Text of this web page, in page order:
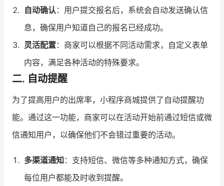
合作共进
入驻有赞 认证代理商
自动确认：用户提交报名后，系统会自动发送确认信
息，确保用户知道自己的报名已经成功。
灵活配置：商家可以根据不同活动需求，自定义表单
内容，满足各种活动的特殊要求。
二. 自动提醒
为了提高用户的出席率，小程序商城提供了自动提醒功
能。通过这一功能，商家可以在活动开始前通过短信或微
信通知用户，以确保他们不会错过重要的活动。
多渠道通知 ：支持短信、微信等多种通知方式，确保
每位用户都能及时收到提醒。